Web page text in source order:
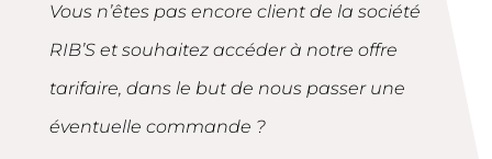
Vous n’êtes pas encore client de la société
RIB’S et souhaitez accéder à notre offre
tarifaire, dans le but de nous passer une
éventuelle commande ?